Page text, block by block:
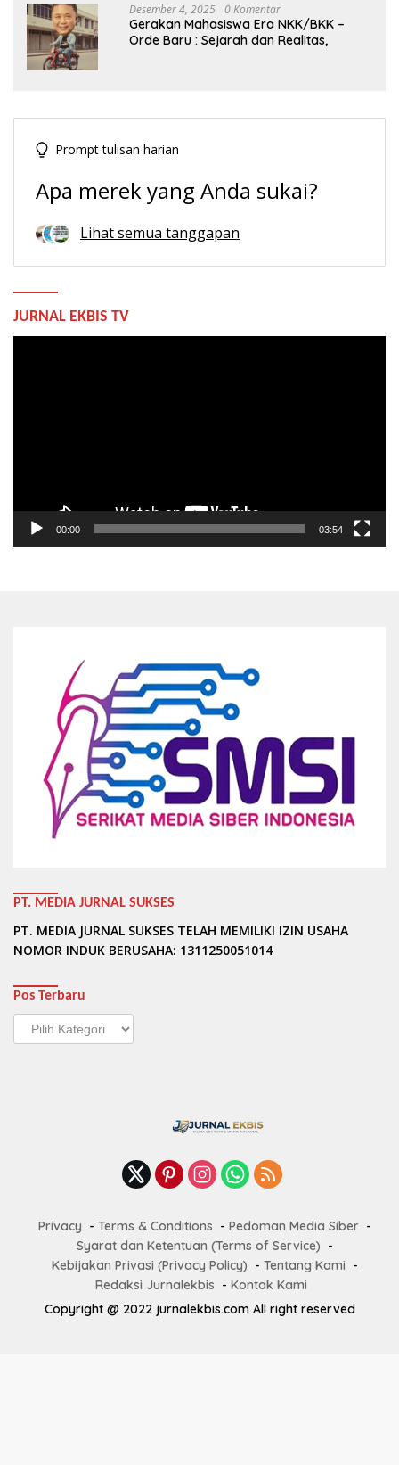
Desember 4, 2025 0 Komentar
Gerakan Mahasiswa Era NKK/BKK –
Orde Baru : Sejarah dan Realitas,
Prompt tulisan harian
Apa merek yang Anda sukai?
Lihat semua tanggapan
JURNAL EKBIS TV
00:00 03:54
PT. MEDIA JURNAL SUKSES
PT. MEDIA JURNAL SUKSES TELAH MEMILIKI IZIN USAHA
NOMOR INDUK BERUSAHA: 1311250051014
Pos Terbaru
Pos
Terbaru
Privacy Terms & Conditions
Pedoman Media Siber
Syarat dan Ketentuan (Terms of Service)
Kebijakan Privasi (Privacy Policy)
Tentang Kami
Redaksi Jurnalekbis
Kontak Kami
Copyright @ 2022 jurnalekbis.com All right reserved